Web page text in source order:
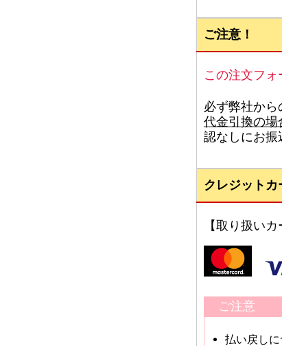
ご注意！
この注文フォ
必ず弊社から
代金引換の場
認なしにお振
クレジット
【取り扱いカ
ご注意
払い戻しに